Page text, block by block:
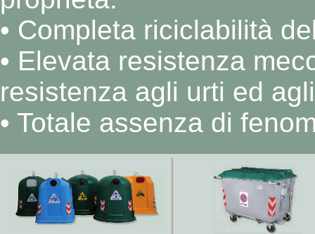
• Completa riciclabilità
• Elevata resistenza
resistenza agli urti ed
• Totale assenza di